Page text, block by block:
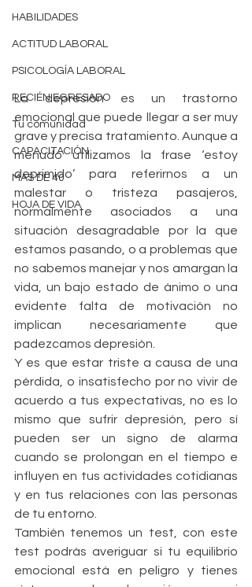
HABILIDADES
ACTITUD LABORAL
PSICOLOGÍA LABORAL
RECIÉN EGRESADO
Tu comunidad
CAPACITACIÓN
MAS DE 40
HOJA DE VIDA
La depresión es un trastorno
emocional que puede llegar a ser muy
grave y precisa tratamiento. Aunque a
menudo utilizamos la frase ‘estoy
deprimido’ para referirnos a un
malestar o tristeza pasajeros,
normalmente asociados a una
situación desagradable por la que
estamos pasando, o a problemas que
no sabemos manejar y nos amargan la
vida, un bajo estado de ánimo o una
evidente falta de motivación no
implican necesariamente que
padezcamos depresión.
Y es que estar triste a causa de una
pérdida, o insatisfecho por no vivir de
acuerdo a tus expectativas, no es lo
mismo que sufrir depresión, pero sí
pueden ser un signo de alarma
cuando se prolongan en el tiempo e
influyen en tus actividades cotidianas
y en tus relaciones con las personas
de tu entorno.
También tenemos un test, con este
test podrás averiguar si tu equilibrio
emocional está en peligro y tienes